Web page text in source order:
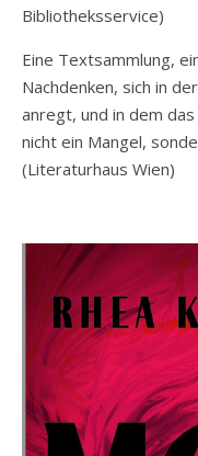
Bibliotheksservice)
Eine Textsammlung,
Nachdenken, sich in
anregt, und in dem
nicht ein Mangel,
(Literaturhaus Wien)